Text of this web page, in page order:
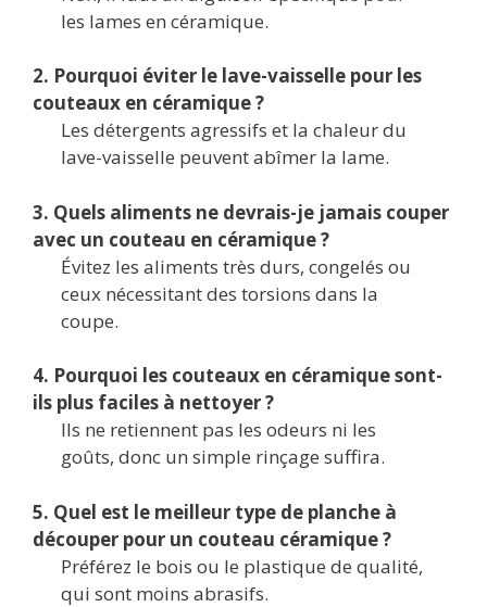
les lames en céramique.
2. Pourquoi éviter le lave-vaisselle pour les
couteaux en céramique ?
Les détergents agressifs et la chaleur du
lave-vaisselle peuvent abîmer la lame.
3. Quels aliments ne devrais-je jamais couper
avec un couteau en céramique ?
Évitez les aliments très durs, congelés ou
ceux nécessitant des torsions dans la
coupe.
4. Pourquoi les couteaux en céramique sont-
ils plus faciles à nettoyer ?
Ils ne retiennent pas les odeurs ni les
goûts, donc un simple rinçage suffira.
5. Quel est le meilleur type de planche à
découper pour un couteau céramique ?
Préférez le bois ou le plastique de qualité,
qui sont moins abrasifs.